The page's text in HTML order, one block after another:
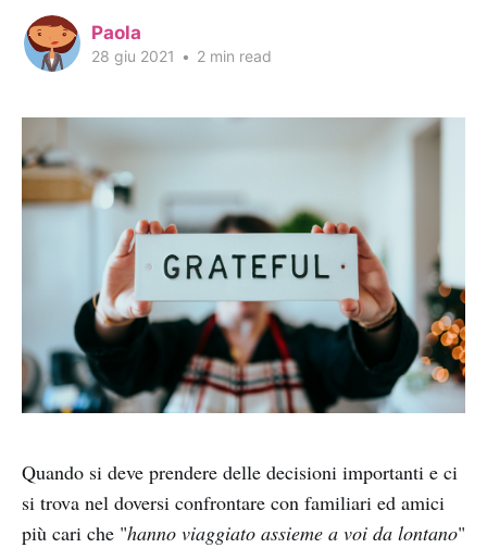
Paola
28 giu 2021 • 2 min read
Quando si deve prendere delle decisioni importanti e ci
si trova nel doversi confrontare con familiari ed amici
più cari che "hanno viaggiato assieme a voi da lontano"